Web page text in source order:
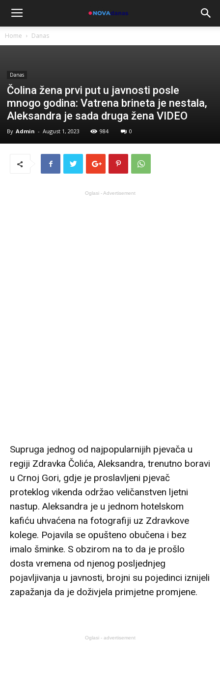
Home Danas
Danas
Čolina žena prvi put u javnosti posle
mnogo godina: Vatrena brineta je nestala,
Aleksandra je sada druga žena VIDEO
By Admin - August 1, 2023 984 0
Oglasi - Advertisement
Supruga jednog od najpopularnijih pjevača u
regiji Zdravka Čolića, Aleksandra, trenutno boravi
u Crnoj Gori, gdje je proslavljeni pjevač
proteklog vikenda održao veličanstven ljetni
nastup. Aleksandra je u jednom hotelskom
kafiću uhvaćena na fotografiji uz Zdravkove
kolege. Pojavila se opušteno obučena i bez
imalo šminke. S obzirom na to da je prošlo
dosta vremena od njenog posljednjeg
pojavljivanja u javnosti, brojni su pojedinci iznijeli
zapažanja da je doživjela primjetne promjene.
Oglasi - advertisement